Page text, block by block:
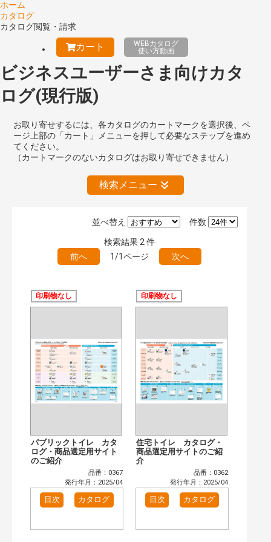
ホーム
カタログ
カタログ閲覧・請求
カート
WEBカタログ
使い方動画
ビジネスユーザーさま向けカタ
ログ(現行版)
お取り寄せするには、各カタログのカートマークを選択後、ペ
ージ上部の「カート」メニューを押して必要なステップを進め
てください。
（カートマークのないカタログはお取り寄せできません）
検索メニュー
絞り込みの解除
現行版 旧版（WEBカタログ）
キーワード検索（あいまい）
おすすめハッシュタグ
カタログ一覧＆使い方（2）
カテゴリー
窓・シャッター（1）
インテリア建材（1）
水まわり（2）
洗面化粧室（1）
トイレ（2）
水栓金具（1）
ビル・マンション・店舗（1）
各種施設用設備機器（1）
発行年で検索
開始年:
検索
件数
並べ替え
検索結果 2 件
前へ
1/1ページ 次へ
印刷物なし
パブリックトイレ カタ
ログ・商品選定用サイト
のご紹介
品番：0367
発行年月：2025/04
目次 カタログ
印刷物なし
住宅トイレ カタログ・
商品選定用サイトのご紹
介
品番：0362
発行年月：2025/04
目次 カタログ